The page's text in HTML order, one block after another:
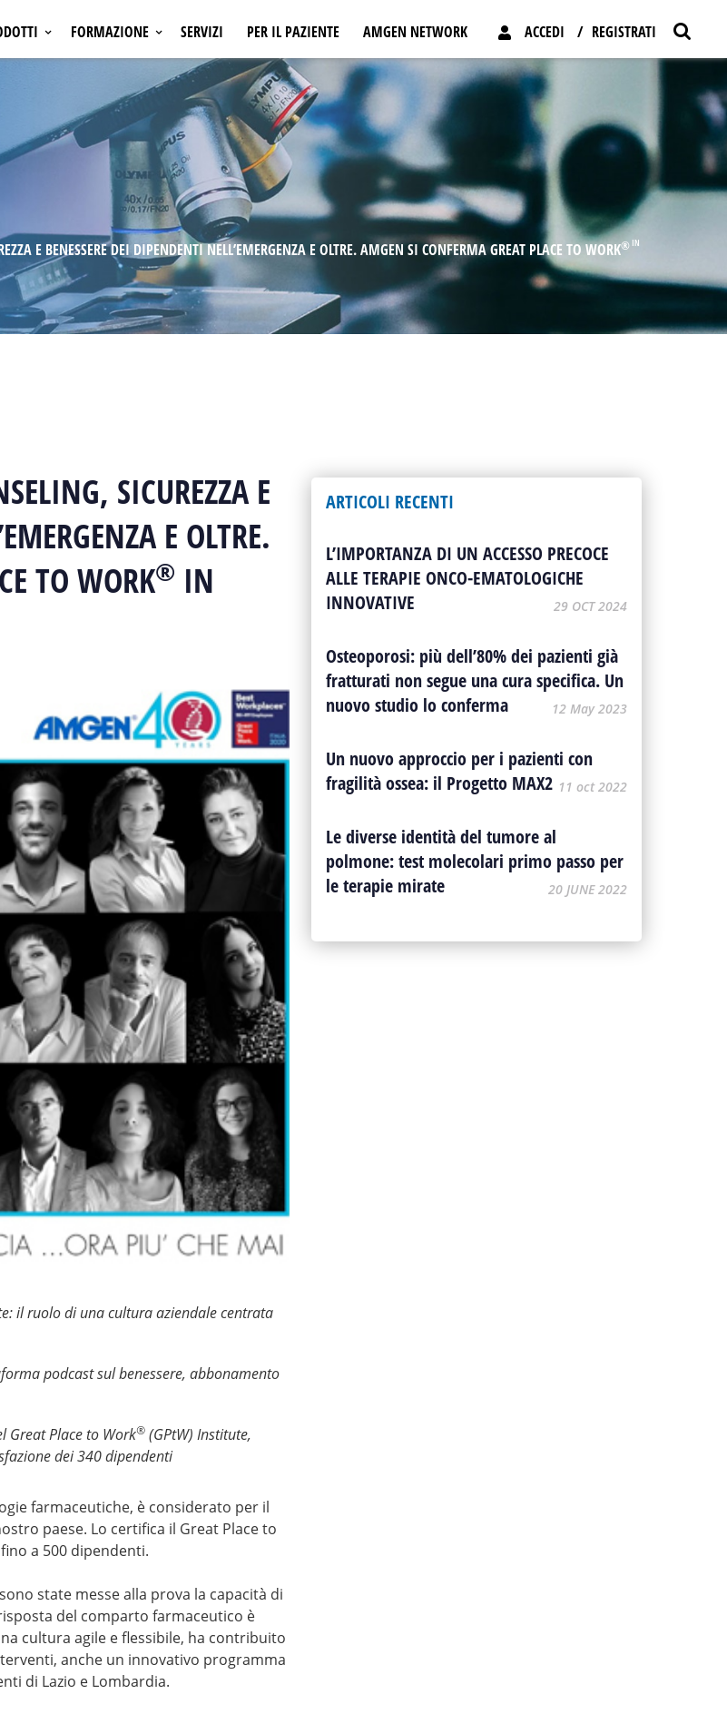
e
n
Z
o
INFIAMMATORIE E
FORMAZIONE
INIZIATIVE ECM
INIZIATIVE NON ECM
AMGEN LEARNING
CALENDARIO CONGRESSI
SERVIZI PER IL PAZIENTE AMGEN NETWORK ACCEDI REGISTRATI
E BENESSERE DEI DIPENDENTI NELL’EMERGENZA E OLTRE. AMGEN SI CONFERMA GREAT PLACE TO WORK® IN
SICUREZZA E
E OLTRE.
TO WORK® IN
il ruolo di una cultura aziendale centrata
podcast sul benessere, abbonamento
Great Place to Work® (GPtW) Institute,
dei 340 dipendenti
farmaceutiche, è considerato per il
paese. Lo certifica il Great Place to
a 500 dipendenti.
state messe alla prova la capacità di
del comparto farmaceutico è
cultura agile e flessibile, ha contribuito
anche un innovativo programma
di Lazio e Lombardia.
ARTICOLI RECENTI
L’IMPORTANZA DI UN ACCESSO PRECOCE
ALLE TERAPIE ONCO-EMATOLOGICHE
INNOVATIVE
29 OCT 2024
Osteoporosi: più dell’80% dei pazienti già
fratturati non segue una cura specifica. Un
nuovo studio lo conferma
12 May 2023
Un nuovo approccio per i pazienti con
fragilità ossea: il Progetto MAX2 11 oct 2022
Le diverse identità del tumore al
polmone: test molecolari primo passo per
le terapie mirate
20 JUNE 2022